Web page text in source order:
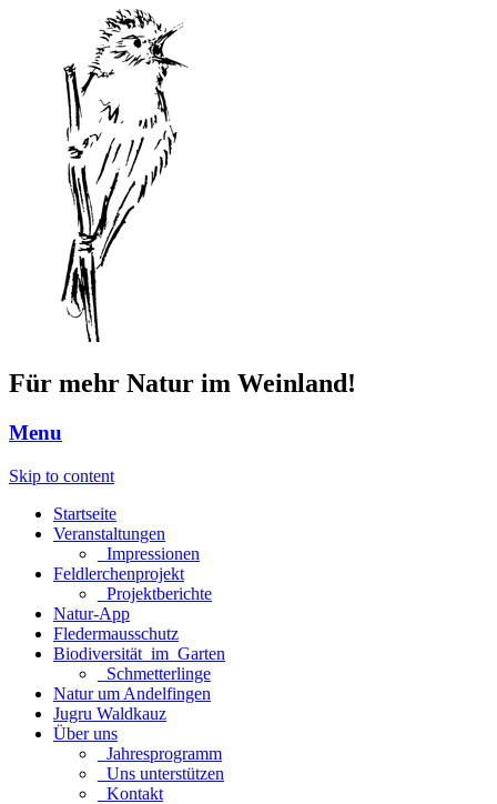
Für mehr Natur im Weinland!
Menu
Skip to content
Startseite
Veranstaltungen
_Impressionen
Feldlerchenprojekt
_Projektberichte
Natur-App
Fledermausschutz
Biodiversität_im_Garten
_Schmetterlinge
Natur um Andelfingen
Jugru Waldkauz
Über uns
_Jahresprogramm
_Uns unterstützen
_Kontakt